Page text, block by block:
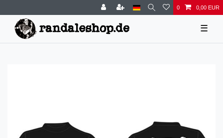
0 0,00 EUR
☰